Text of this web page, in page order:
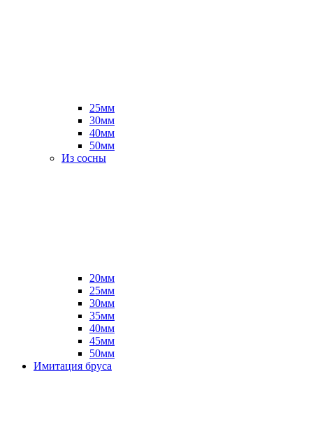
25мм
30мм
40мм
50мм
Из сосны
20мм
25мм
30мм
35мм
40мм
45мм
50мм
Имитация бруса